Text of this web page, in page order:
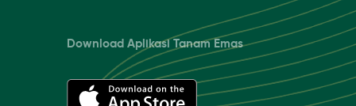
Download Aplikasi Tanam Emas